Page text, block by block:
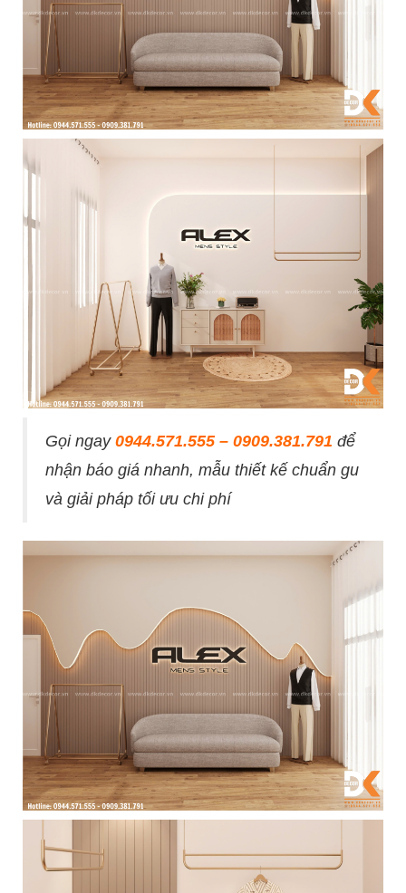
Gọi ngay0944.571.555 – 0909.381.791 để
nhận báo giá nhanh, mẫu thiết kế chuẩn gu
và giải pháp tối ưu chi phí